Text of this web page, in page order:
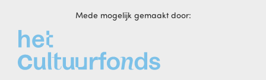
Mede mogelijk gemaakt door: